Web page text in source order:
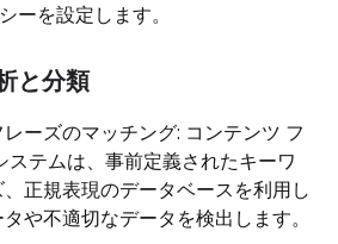
ーを設定します。
と分類
ーズのマッチング: コンテンツ フ
ステムは、事前定義されたキーワ
正規表現のデータベースを利用し
や不適切なデータを検出します。